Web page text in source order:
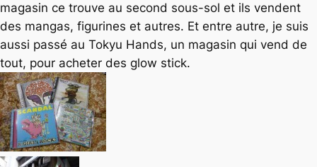
magasin ce trouve au second sous-sol et ils vendent
des mangas, figurines et autres. Et entre autre, je suis
aussi passé au Tokyu Hands, un magasin qui vend de
tout, pour acheter des glow stick.